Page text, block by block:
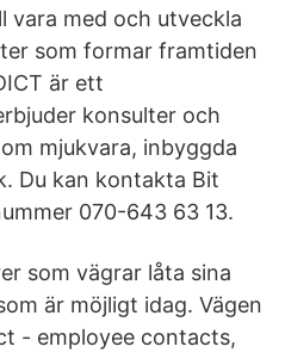
vara med och utveckla
som formar framtiden
är ett
konsulter och
mjukvara, inbyggda
Du kan kontakta Bit
070-643 63 13.
som vägrar låta sina
är möjligt idag. Vägen
- employee contacts,